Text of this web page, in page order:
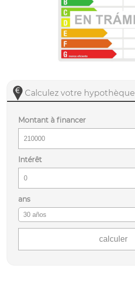
Calculez votre hypothèque
Montant à financer
Intérêt
ans